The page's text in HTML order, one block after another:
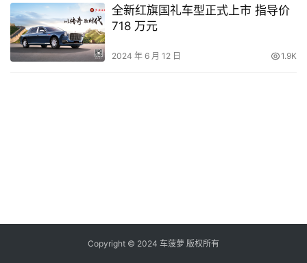
全新红旗国礼车型正式上市 指导价
718 万元
2024 年 6 月 12 日 1.9K
Copyright © 2024 车菠萝 版权所有